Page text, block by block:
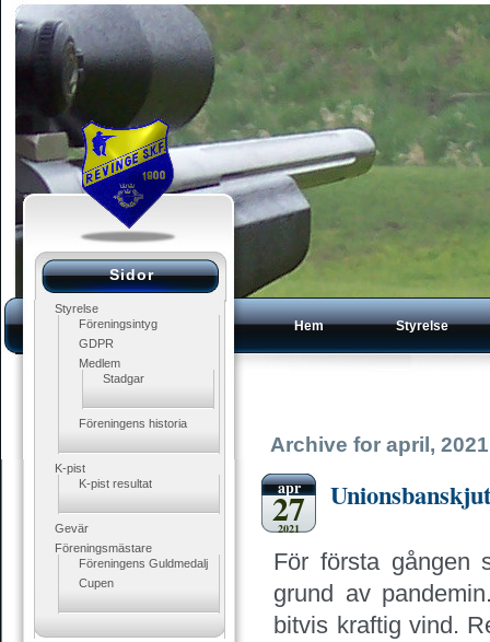
Sidor
Styrelse
Föreningsintyg
GDPR
Medlem
Stadgar
Föreningens historia
K-pist
K-pist resultat
Gevär
Föreningsmästare
Föreningens Guldmedalj
Cupen
Hem Styrelse
Archive for april, 2021
apr
27
2021
För första gången
grund av
bitvis kraftig vind.